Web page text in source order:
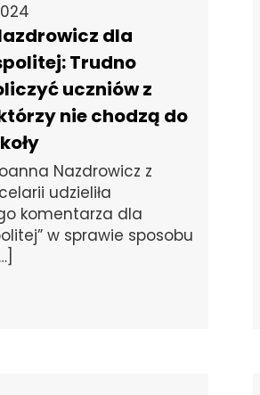
dla
Trudno
uczniów z
nie chodzą do
Nazdrowicz z
udzieliła
komentarza dla
w sprawie sposobu